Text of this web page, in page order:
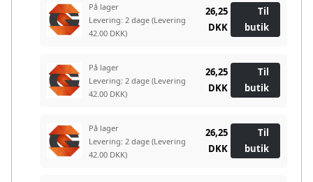
På lager
Levering: 2 dage (Levering
42.00 DKK)
26,25
DKK
Til
butik
På lager
Levering: 2 dage (Levering
42.00 DKK)
26,25
DKK
Til
butik
På lager
Levering: 2 dage (Levering
42.00 DKK)
26,25
DKK
Til
butik